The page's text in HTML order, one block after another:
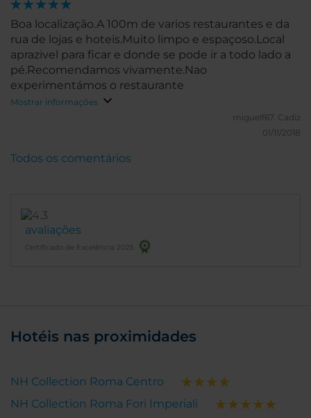
Boa localização.A 100m de varios restaurantes e da
rua de lojas e hoteis.Muito limpo e espaçoso.Local
aprazivel para ficar e donde se pode ir a todo lado a
pé.Recomendamos vivamente.Nao
experimentámos o restaurante
Mostrar informações
miguelf67. Cadiz
01/11/2018
avaliações
Certificado de Excelência 2025
Todos os comentários
Hotéis nas proximidades
NH Collection Roma Centro
NH Collection Roma Fori Imperiali